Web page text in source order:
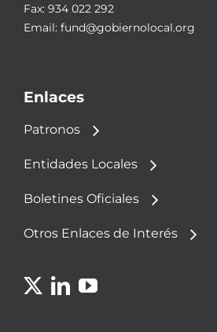
Fax: 934 022 292
Email: fund@gobiernolocal.org
Enlaces
Patronos
Entidades Locales
Boletines Oficiales
Otros Enlaces de Interés